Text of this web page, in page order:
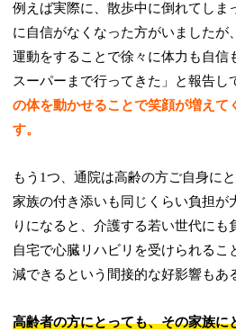
例えば実際に、散歩中に倒れてしま
に自信がなくなった方がいましたが
運動をすることで徐々に体力も自信
スーパーまで行ってきた」と報告し
の体を動かせることで笑顔が増えて
す。
もう1つ、通院は高齢の方ご自身に
家族の付き添いも同じくらい負担が
りになると、介護する若い世代にも
自宅で心臓リハビリを受けられるこ
減できるという間接的な好影響もあ
高齢者の方にとっても、その家族に